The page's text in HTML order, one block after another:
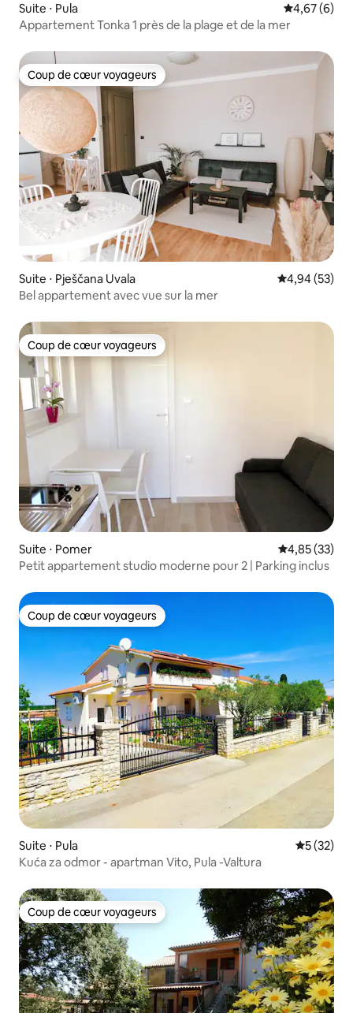
Suite ⋅ Pula Évaluation
4,67 (6)
Appartement Tonka 1 près de la plage et de la mer
Coup de cœur voyageurs
Coup de cœur voyageurs
Suite ⋅ Pješčana Uvala Évaluation
4,94 (53)
Bel appartement avec vue sur la mer
Coup de cœur voyageurs
Coup de cœur voyageurs
Suite ⋅ Pomer Évaluation
4,85 (33)
Petit appartement studio moderne pour 2 | Parking inclus
Coup de cœur voyageurs
Coup de cœur voyageurs
Suite ⋅ Pula
5 (32)
Kuća za odmor - apartman Vito, Pula -Valtura
Coup de cœur voyageurs
Coup de cœur voyageurs